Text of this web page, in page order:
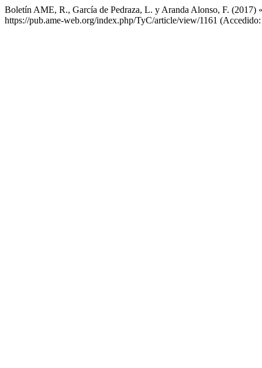
Boletín AME, R., García de Pedraza, L. y Aranda Alonso, F. (2017)
https://pub.ame-web.org/index.php/TyC/article/view/1161